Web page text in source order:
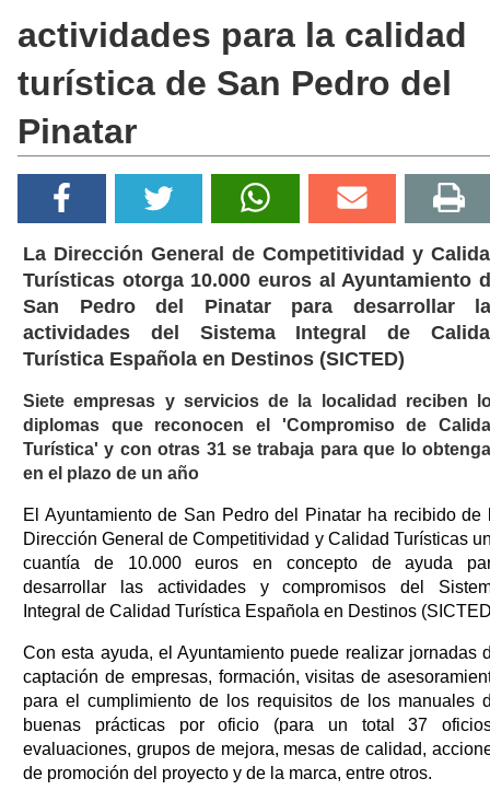
actividades para la calidad
turística de San Pedro del
Pinatar
La Dirección General de Competitividad y
Turísticas otorga 10.000 euros al Ayuntamiento
San Pedro del Pinatar para desarrollar
actividades del Sistema Integral de
Turística Española en Destinos (SICTED)
Siete empresas y servicios de la localidad reciben
diplomas que reconocen el 'Compromiso de
Turística' y con otras 31 se trabaja para que lo
en el plazo de un año
El Ayuntamiento de San Pedro del Pinatar ha recibido de
Dirección General de Competitividad y Calidad Turísticas
cuantía de 10.000 euros en concepto de ayuda
desarrollar las actividades y compromisos del
Integral de Calidad Turística Española en Destinos
Con esta ayuda, el Ayuntamiento puede realizar jornadas
captación de empresas, formación, visitas de
para el cumplimiento de los requisitos de los manuales
buenas prácticas por oficio (para un total 37
evaluaciones, grupos de mejora, mesas de calidad,
de promoción del proyecto y de la marca, entre otros.